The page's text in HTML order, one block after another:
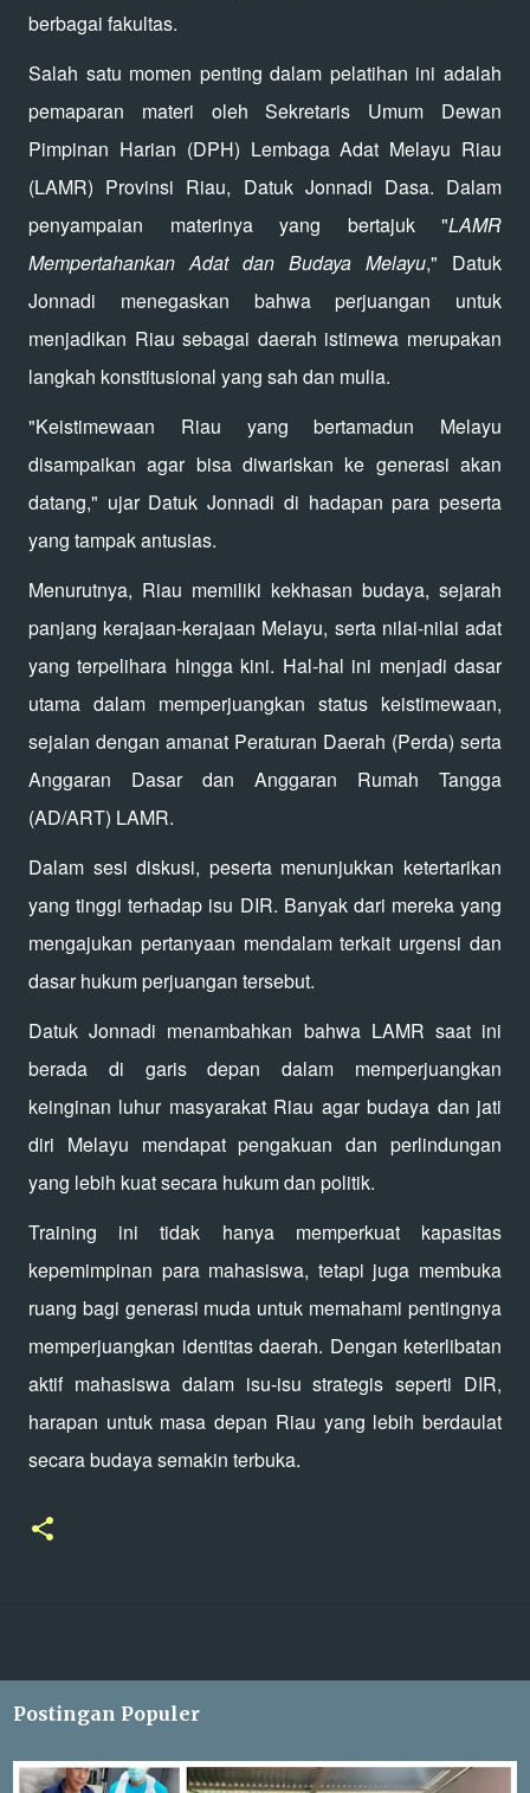
berbagai fakultas.
Salah satu momen penting dalam pelatihan ini adalah
pemaparan materi oleh Sekretaris Umum Dewan
Pimpinan Harian (DPH) Lembaga Adat Melayu Riau
(LAMR) Provinsi Riau, Datuk Jonnadi Dasa. Dalam
penyampaian materinya yang bertajuk "LAMR
Mempertahankan Adat dan Budaya Melayu," Datuk
Jonnadi menegaskan bahwa perjuangan untuk
menjadikan Riau sebagai daerah istimewa merupakan
langkah konstitusional yang sah dan mulia.
"Keistimewaan Riau yang bertamadun Melayu
disampaikan agar bisa diwariskan ke generasi akan
datang," ujar Datuk Jonnadi di hadapan para peserta
yang tampak antusias.
Menurutnya, Riau memiliki kekhasan budaya, sejarah
panjang kerajaan-kerajaan Melayu, serta nilai-nilai adat
yang terpelihara hingga kini. Hal-hal ini menjadi dasar
utama dalam memperjuangkan status keistimewaan,
sejalan dengan amanat Peraturan Daerah (Perda) serta
Anggaran Dasar dan Anggaran Rumah Tangga
(AD/ART) LAMR.
Dalam sesi diskusi, peserta menunjukkan ketertarikan
yang tinggi terhadap isu DIR. Banyak dari mereka yang
mengajukan pertanyaan mendalam terkait urgensi dan
dasar hukum perjuangan tersebut.
Datuk Jonnadi menambahkan bahwa LAMR saat ini
berada di garis depan dalam memperjuangkan
keinginan luhur masyarakat Riau agar budaya dan jati
diri Melayu mendapat pengakuan dan perlindungan
yang lebih kuat secara hukum dan politik.
Training ini tidak hanya memperkuat kapasitas
kepemimpinan para mahasiswa, tetapi juga membuka
ruang bagi generasi muda untuk memahami pentingnya
memperjuangkan identitas daerah. Dengan keterlibatan
aktif mahasiswa dalam isu-isu strategis seperti DIR,
harapan untuk masa depan Riau yang lebih berdaulat
secara budaya semakin terbuka.
Postingan Populer